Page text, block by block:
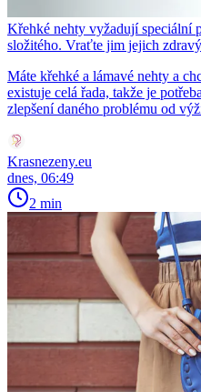
Křehké nehty vyžadují speciální
složitého. Vraťte jim jejich
Máte křehké a lámavé nehty a
existuje celá řada, takže je
zlepšení daného problému od
Krasnezeny.eu
dnes, 06:49
2 min